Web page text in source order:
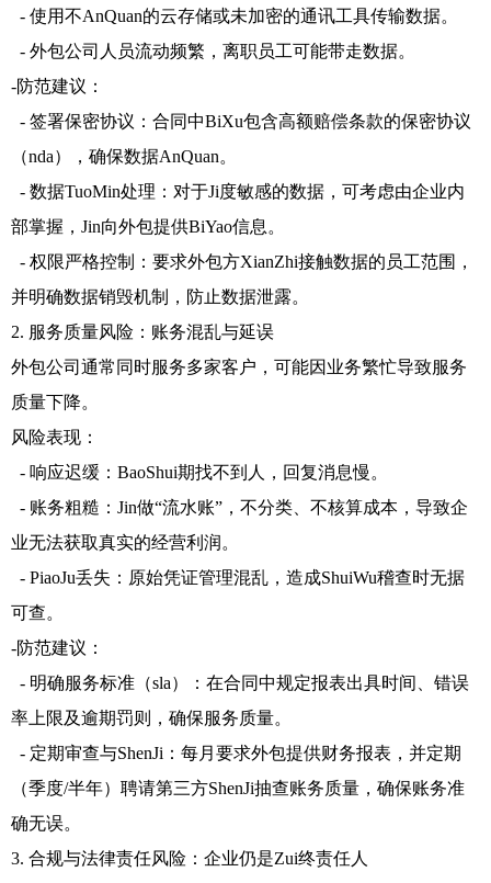
- 使用不AnQuan的云存储或未加密的通讯工具传输数据。
- 外包公司人员流动频繁，离职员工可能带走数据。
-防范建议：
- 签署保密协议：合同中BiXu包含高额赔偿条款的保密协议
（nda），确保数据AnQuan。
- 数据TuoMin处理：对于Ji度敏感的数据，可考虑由企业内
部掌握，Jin向外包提供BiYao信息。
- 权限严格控制：要求外包方XianZhi接触数据的员工范围，
并明确数据销毁机制，防止数据泄露。
2. 服务质量风险：账务混乱与延误
外包公司通常同时服务多家客户，可能因业务繁忙导致服务
质量下降。
风险表现：
- 响应迟缓：BaoShui期找不到人，回复消息慢。
- 账务粗糙：Jin做“流水账”，不分类、不核算成本，导致企
业无法获取真实的经营利润。
- PiaoJu丢失：原始凭证管理混乱，造成ShuiWu稽查时无据
可查。
-防范建议：
- 明确服务标准（sla）：在合同中规定报表出具时间、错误
率上限及逾期罚则，确保服务质量。
- 定期审查与ShenJi：每月要求外包提供财务报表，并定期
（季度/半年）聘请第三方ShenJi抽查账务质量，确保账务准
确无误。
3. 合规与法律责任风险：企业仍是Zui终责任人